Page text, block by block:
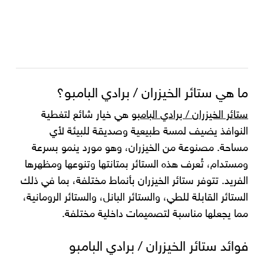
ما هي ستائر الخيزران / برادي البامبو؟
ستائر الخيزران / برادي البامبو هي خيار شائع لتغطية
النوافذ يضيف لمسة طبيعية وصديقة للبيئة لأي
مساحة. مصنوعة من الخيزران، وهو مورد ينمو بسرعة
ومستدام، تُعرف هذه الستائر بمتانتها وتنوعها ومظهرها
الفريد. تتوفر ستائر الخيزران بأنماط مختلفة، بما في ذلك
الستائر القابلة للطي، والستائر البانل، والستائر الرومانية،
مما يجعلها مناسبة لتصميمات داخلية مختلفة.
فوائد ستائر الخيزران / برادي البامبو